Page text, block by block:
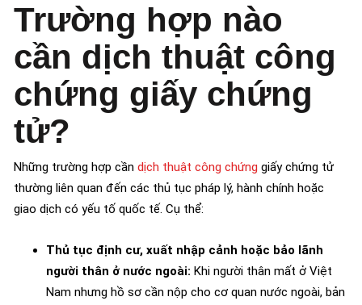
Trường hợp nào
cần dịch thuật công
chứng giấy chứng
tử?
Những trường hợp cần dịch thuật công chứng giấy chứng tử
thường liên quan đến các thủ tục pháp lý, hành chính hoặc
giao dịch có yếu tố quốc tế. Cụ thể:
Thủ tục định cư, xuất nhập cảnh hoặc bảo lãnh
người thân ở nước ngoài: Khi người thân mất ở Việt
Nam nhưng hồ sơ cần nộp cho cơ quan nước ngoài, bản